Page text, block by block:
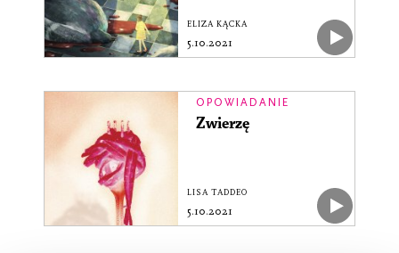
ELIZA KĄCKA
5.10.2021
OPOWIADANIE
Zwierzę
LISA TADDEO
5.10.2021